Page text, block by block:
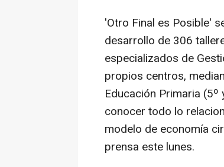
'Otro Final es Posible'
desarrollo de 306
especializados de
propios centros,
Educación Primaria
conocer todo lo
modelo de economía
prensa este lunes.